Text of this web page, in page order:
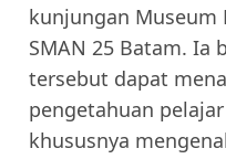
kunjungan Museum
SMAN 25 Batam. Ia
tersebut dapat
pengetahuan
khususnya